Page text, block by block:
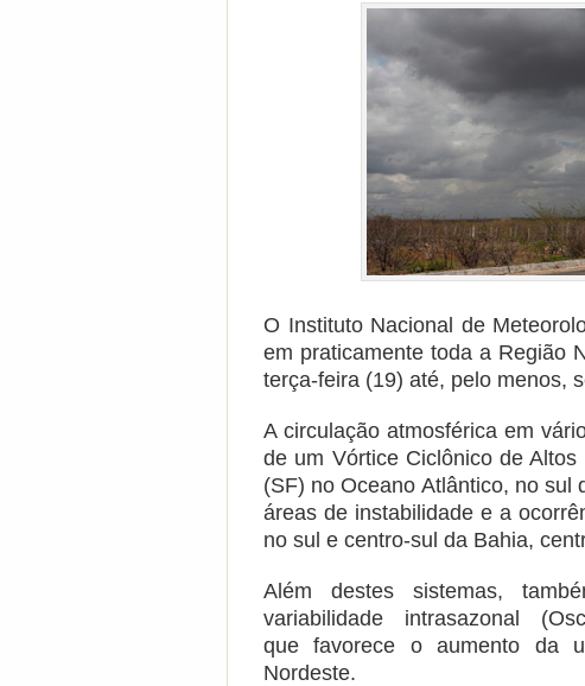
O Instituto Nacional de
em praticamente toda a Região
terça-feira (19) até, pelo menos,
A circulação atmosférica em
de um Vórtice Ciclônico de
(SF) no Oceano Atlântico, no sul
áreas de instabilidade e a
no sul e centro-sul da Bahia,
Além destes sistemas,
variabilidade intrasazonal
que favorece o aumento da
Nordeste.